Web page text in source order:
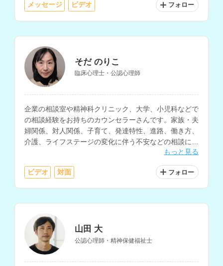
メッセージ ビデオ フォロー
そだ のりこ
臨床心理士・公認心理師
企業の相談室や精神科クリニック、大学、小児科などで
の相談経験をお持ちのカウンセラーさんです。家族・夫
婦関係、対人関係、子育て、発達特性、進路、働き方、
介護、ライフステージの変化に伴う不安などの相談に対
もっと見る
ビデオ 対面 フォロー
山田 大
公認心理師・精神保健福祉士